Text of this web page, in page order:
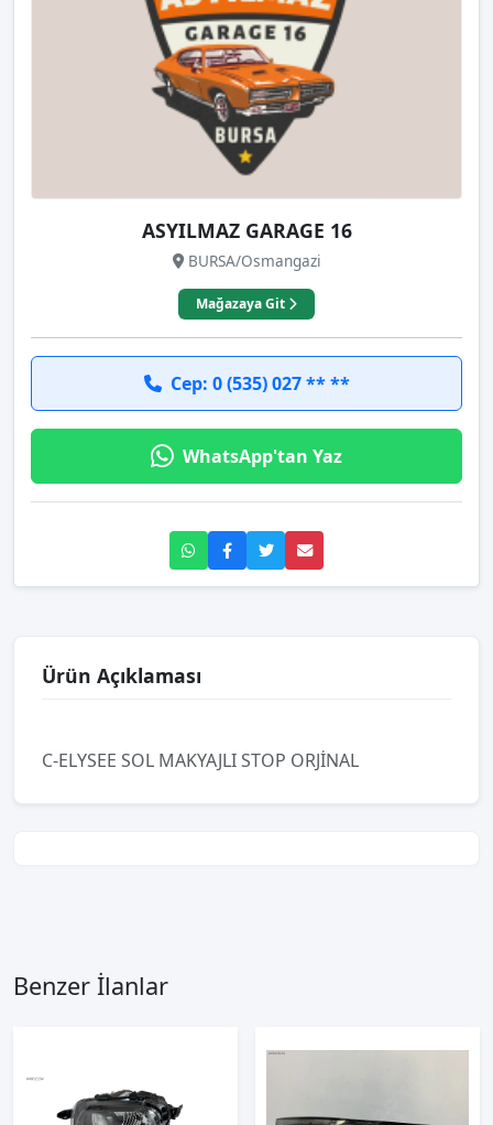
ASYILMAZ GARAGE 16
BURSA/Osmangazi
Mağazaya Git
Cep: 0 (535) 027 ** **
WhatsApp'tan Yaz
Ürün Açıklaması
C-ELYSEE SOL MAKYAJLI STOP ORJİNAL
Benzer İlanlar